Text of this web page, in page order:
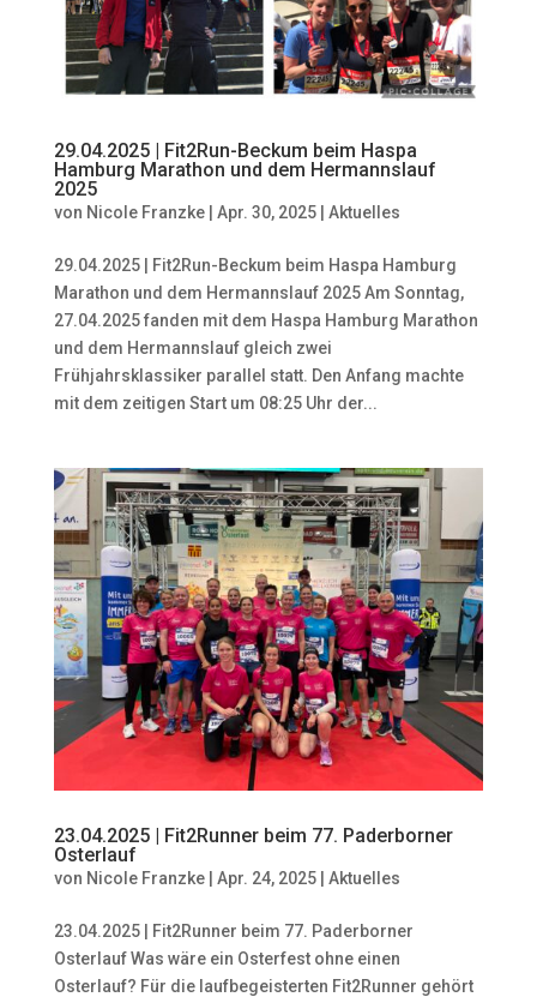
29.04.2025 | Fit2Run-Beckum beim Haspa
Hamburg Marathon und dem Hermannslauf
2025
von Nicole Franzke| Apr. 30, 2025| Aktuelles
29.04.2025 | Fit2Run-Beckum beim Haspa Hamburg
Marathon und dem Hermannslauf 2025 Am Sonntag,
27.04.2025 fanden mit dem Haspa Hamburg Marathon
und dem Hermannslauf gleich zwei
Frühjahrsklassiker parallel statt. Den Anfang machte
mit dem zeitigen Start um 08:25 Uhr der...
23.04.2025 | Fit2Runner beim 77. Paderborner
Osterlauf
von Nicole Franzke| Apr. 24, 2025| Aktuelles
23.04.2025 | Fit2Runner beim 77. Paderborner
Osterlauf Was wäre ein Osterfest ohne einen
Osterlauf? Für die laufbegeisterten Fit2Runner gehört